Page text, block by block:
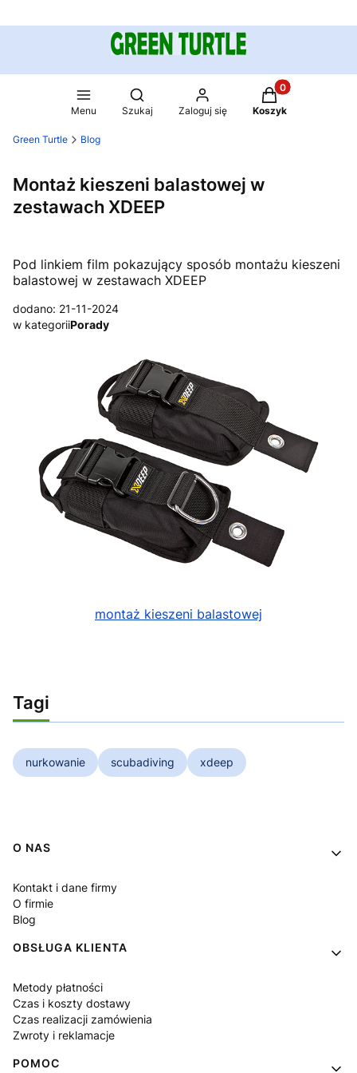
Menu
Otwórz wyszukiwarkę
Szukaj Zaloguj się
Produkty w
Koszyk
Green Turtle Blog
Montaż kieszeni balastowej w
zestawach XDEEP
Pod linkiem film pokazujący sposób montażu kieszeni
balastowej w zestawach XDEEP
dodano: 21-11-2024
w kategoriiPorady
montaż kieszeni balastowej
Tagi
nurkowanie scubadiving xdeep
Linki w stopce
O NAS
Kontakt i dane firmy
O firmie
Blog
OBSŁUGA KLIENTA
Metody płatności
Czas i koszty dostawy
Czas realizacji zamówienia
Zwroty i reklamacje
POMOC